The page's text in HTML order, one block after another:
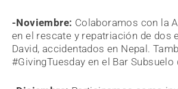
-Noviembre: Colaboramos con la
en el rescate y repatriación de dos
David, accidentados en Nepal.
#GivingTuesday en el Bar Subsuelo